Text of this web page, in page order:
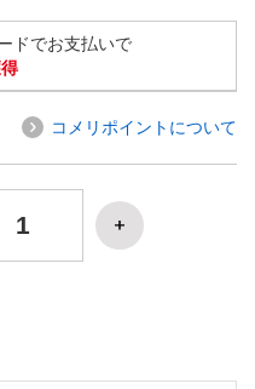
ドでお支払いで
コメリポイントについて